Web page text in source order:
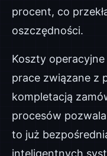
procent, co
oszczędności.
Koszty
prace związane z
kompletacją
procesów
to już
inteligentnych